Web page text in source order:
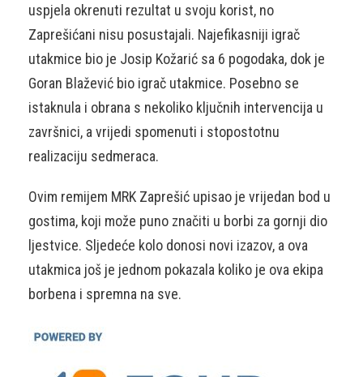
uspjela okrenuti rezultat u svoju korist, no
Zaprešićani nisu posustajali. Najefikasniji igrač
utakmice bio je Josip Kožarić sa 6 pogodaka, dok je
Goran Blažević bio igrač utakmice. Posebno se
istaknula i obrana s nekoliko ključnih intervencija u
završnici, a vrijedi spomenuti i stopostotnu
realizaciju sedmeraca.
Ovim remijem MRK Zaprešić upisao je vrijedan bod u
gostima, koji može puno značiti u borbi za gornji dio
ljestvice. Sljedeće kolo donosi novi izazov, a ova
utakmica još je jednom pokazala koliko je ova ekipa
borbena i spremna na sve.